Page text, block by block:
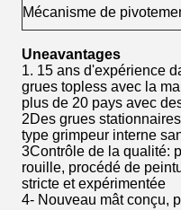
Mécanisme de
Uneavantages
1. 15 ans d'expérience
grues topless avec la
plus de 20 pays avec
2Des grues
type grimpeur interne
3Contrôle de la qualité:
rouille, procédé de
stricte et expérimentée
4- Nouveau mât conçu,